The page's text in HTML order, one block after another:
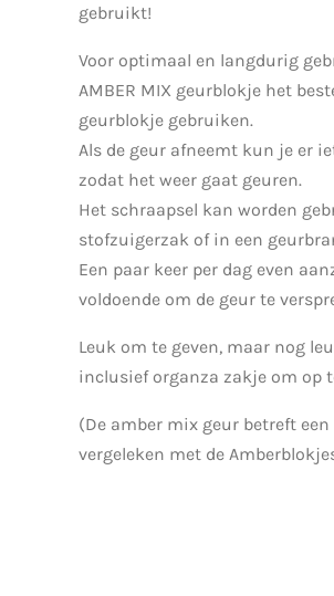
gebruikt!
Voor optimaal en langdurig
AMBER MIX geurblokje het
geurblokje gebruiken.
Als de geur afneemt kun je er
zodat het weer gaat geuren.
Het schraapsel kan worden
stofzuigerzak of in een
Een paar keer per dag even
voldoende om de geur te
Leuk om te geven, maar nog
inclusief organza zakje om op
(De amber mix geur betreft
vergeleken met de